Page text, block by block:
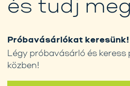
Próbavásárlókat keresünk!
Légy próbavásárló és keress
közben!